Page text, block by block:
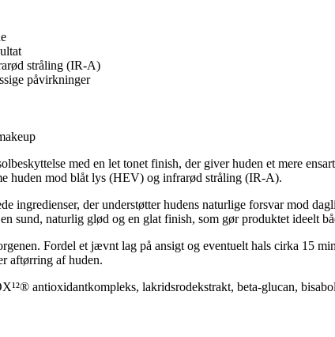
stråling (IR-A)
påvirkninger
med en let tonet finish, der giver huden et mere
huden mod blåt lys (HEV) og infrarød stråling (IR-A).
ingredienser, der understøtter hudens naturlige forsvar mod
sund, naturlig glød og en glat finish, som gør produktet ideelt
Fordel et jævnt lag på ansigt og eventuelt hals cirka 15
aftørring af huden.
antioxidantkompleks, lakridsrodekstrakt, beta-glucan,